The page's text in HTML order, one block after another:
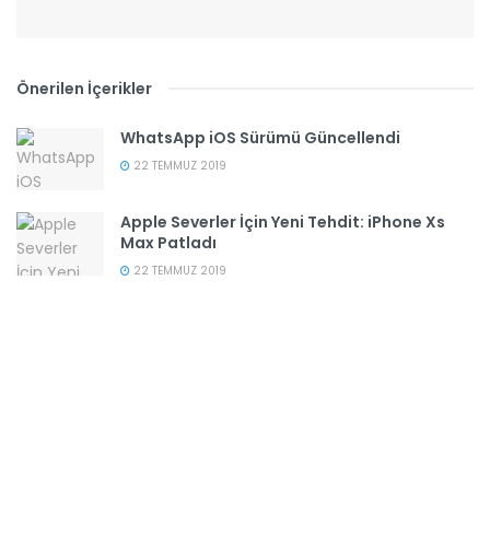
Önerilen İçerikler
WhatsApp iOS Sürümü Güncellendi
22 TEMMUZ 2019
Apple Severler İçin Yeni Tehdit: iPhone Xs
Max Patladı
22 TEMMUZ 2019